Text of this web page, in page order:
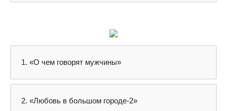
1. «О чем говорят мужчины»
2. «Любовь в большом городе-2»